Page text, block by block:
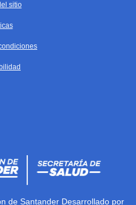
sitio
de Santander Desarrollado por